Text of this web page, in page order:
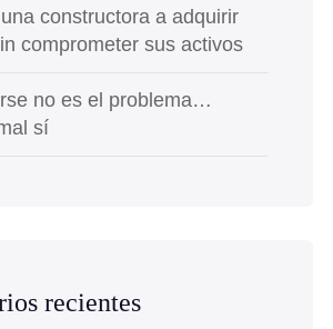
constructora a adquirir
comprometer sus activos
no es el problema…
sí
recientes